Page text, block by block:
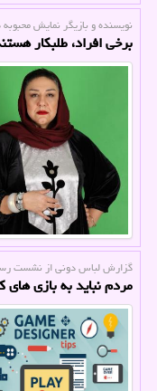
نویسنده و بازیگر نمایش محبوبه
برخی افراد، طلبکار
گزارش لباس دونی از نشست
مردم نباید به بازی